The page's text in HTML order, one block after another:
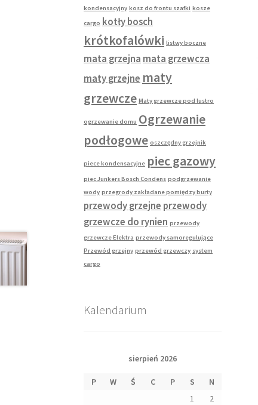
kondensacyjny kosz do frontu szafki kosze
cargo kotły bosch
krótkofalówki listwy boczne
mata grzejna mata grzewcza
maty grzejne maty
grzewcze Maty grzewcze pod lustro
ogrzewanie domu Ogrzewanie
podłogowe oszczędny grzejnik
piece kondensacyjne piec gazowy
piec Junkers Bosch Condens podgrzewanie
wody przegrody zakładane pomiędzy burty
przewody grzejne przewody
grzewcze do rynien przewody
grzewcze Elektra przewody samoregulujące
Przewód grzejny przewód grzewczy system
cargo
Kalendarium
sierpień 2026
P W Ś C P S
N
1
2